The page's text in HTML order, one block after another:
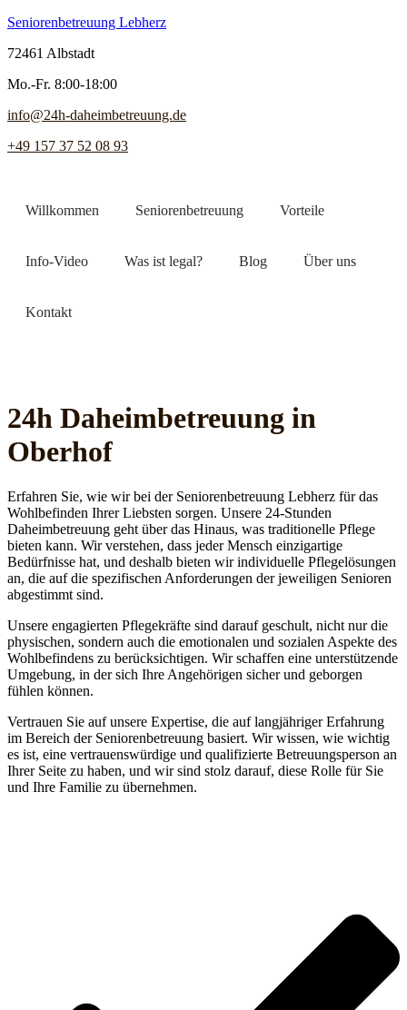
Seniorenbetreuung Lebherz
72461 Albstadt
Mo.-Fr. 8:00-18:00
info@24h-daheimbetreuung.de
+49 157 37 52 08 93
Willkommen Seniorenbetreuung Vorteile
Info-Video Was ist legal? Blog Über uns
Kontakt
24h Daheim­betreuung in
Oberhof
Erfahren Sie, wie wir bei der Seniorenbetreuung Lebherz für das
Wohlbefinden Ihrer Liebsten sorgen. Unsere 24-Stunden
Daheimbetreuung geht über das Hinaus, was traditionelle Pflege
bieten kann. Wir verstehen, dass jeder Mensch einzigartige
Bedürfnisse hat, und deshalb bieten wir individuelle Pflegelösungen
an, die auf die spezifischen Anforderungen der jeweiligen Senioren
abgestimmt sind.
Unsere engagierten Pflegekräfte sind darauf geschult, nicht nur die
physischen, sondern auch die emotionalen und sozialen Aspekte des
Wohlbefindens zu berücksichtigen. Wir schaffen eine unterstützende
Umgebung, in der sich Ihre Angehörigen sicher und geborgen
fühlen können.
Vertrauen Sie auf unsere Expertise, die auf langjähriger Erfahrung
im Bereich der Seniorenbetreuung basiert. Wir wissen, wie wichtig
es ist, eine vertrauenswürdige und qualifizierte Betreuungsperson an
Ihrer Seite zu haben, und wir sind stolz darauf, diese Rolle für Sie
und Ihre Familie zu übernehmen.